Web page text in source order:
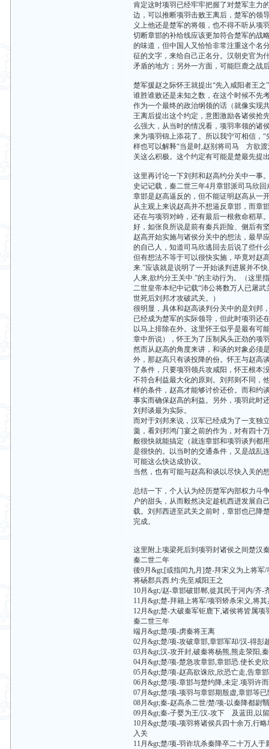
肯定这时项羽已经牢牢把握了对楚军主力
边，可以推断项羽击败王离后，楚军的领
义上他还是楚军的将领，也不得不听从项
切断章邯的补给线应该更加符合楚军的战
的味道，但中国人又恰恰非常注重这个名
征的文字，来给自己正名分。汉朝史官为
矛盾的地方；另外一方面，可能巨鹿之战
楚军援赵之际怀王就提出“先入咸阳者王
谁胜谁败还是未知之数，在这个时候不先
作为一个最终的政治纲领的话（就像实现
王离后提出这个约定，意图激励各诸侯抢
么强大，从当时的情况看，项羽率领的诸
来为项羽锦上添花了。所以我宁可相信，
样也可以解释“当是时,赵别将司马 方欲
关这么积极。这个约定有可能是楚最先提
这里再讨论一下刘邦和赵高约分关中一事
史记记载，秦二世三年4月章邯派司马欣
章邯是赵高逼反的，但不能证明赵高从一
从主观上来说赵高并不想逼反章邯，而章
还在与项羽对峙，还有最后一根救命稻草
好，如张良所说是前有秦兵距险、侧后有
赵高开始实施与诸侯分关中的想法，最早
的自己人，知道司马欣逃回去后说了些什
但有想法不等于可以很快实施，毕竟对赵
来.”应该就是说明了一开始谈判进展并不
人来,欲约分王关中.”的主动行为。（这里
二世皇帝本纪中记载“沛公将数万人已屠
世死后刘邦才攻破武关。）
很明显，具体和赵高谈判分关中的是刘邦
已经成为楚军的实际领导，但此时项羽还
以马上排除在外。这里怀王似乎是最有可
章中所说），怀王为了压制风头正劲的项
然而从赵高的角度来讲，和谈的对象必须
外，那赵高只有谈投降的份。怀王与赵高
了条件，只要项羽领兵攻咸阳，怀王根本
不符合利益最大化的原则。刘邦则不同，
样的条件，赵高才能够讨价还价。而和约
事实而确保赵高的利益。另外，项羽此时
刘邦谈最为实际。
而对于刘邦来说，汉军已经成为了一支独
羹，看刘邦鸿门宴之前的作为，对有四十
般很快就能搞定（就连章邯和项羽谈判都
是很快的。以当时的交通条件，又是战乱
可能这么快达成协议。
当然，也有可能与赵高和谈以尽快入关的
总结一下，个人认为经历楚军内部权力斗
户的甜头，从而毅然决定趁机西进发展自
载。刘邦西进至武关之前时，章邯也已降
完成。
这里附上项梁死后到项羽封诸侯之间楚汉
秦二世二年
後9月&gt;[或指闰九月]楚-拜宋义为上将军
将砀郡兵西.约:先至咸阳王之
10月&gt;/赵-章邯破邯郸,徙其民于河内/齐
11月&gt;楚-拜籍上将军/项羽矫杀宋义,将
12月&gt;楚-大破秦军钜鹿下,诸侯将皆属
秦二世三年
端月&gt;楚/项-虏秦将王离
02月&gt;楚/项-攻破章邯,章邯军却/汉-得
03月&gt;汉-攻开封,破秦将杨熊,熊走荥阳,
04月&gt;楚/项-楚急攻章邯,章邯恐.使长史
05月&gt;楚/项-赵高欲诛欣,欣恐亡走,告章
06月&gt;楚/项-章邯与楚约降,未定.项羽
07月&gt;楚/项-项羽与章邯期殷虚,章邯等
08月&gt;秦-赵高杀二世/楚/项-以秦降都尉
09月&gt;秦-子婴为王/汉-攻下 及蓝田,以
10月&gt;楚/项-项羽将诸侯兵四十余万,行
入关
11月&gt;楚/项-羽诈坑杀秦降卒二十万人